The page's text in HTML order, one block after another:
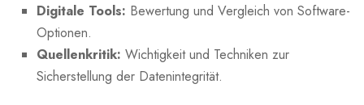
Digitale Tools: Bewertung und Vergleich von Software-
Optionen.
Quellenkritik: Wichtigkeit und ⁤Techniken zur
Sicherstellung der Datenintegrität.